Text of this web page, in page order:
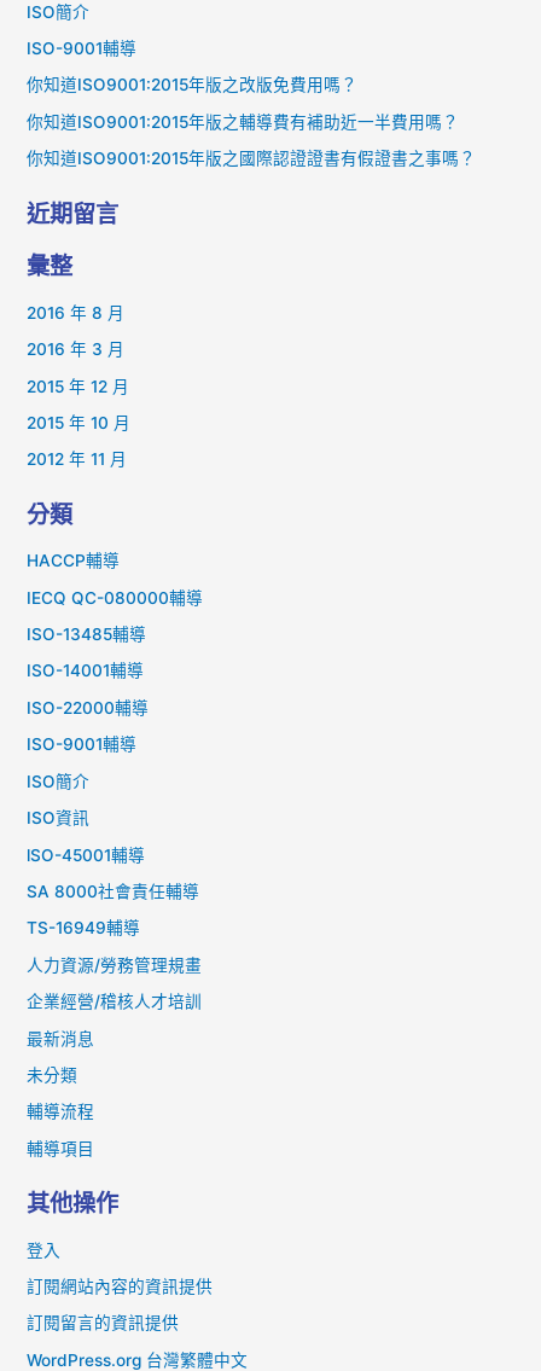
ISO簡介
ISO-9001輔導
你知道ISO9001:2015年版之改版免費用嗎？
你知道ISO9001:2015年版之輔導費有補助近一半費用嗎？
你知道ISO9001:2015年版之國際認證證書有假證書之事嗎？
近期留言
彙整
2016 年 8 月
2016 年 3 月
2015 年 12 月
2015 年 10 月
2012 年 11 月
分類
HACCP輔導
IECQ QC-080000輔導
ISO-13485輔導
ISO-14001輔導
ISO-22000輔導
ISO-9001輔導
ISO簡介
ISO資訊
lSO-45001輔導
SA 8000社會責任輔導
TS-16949輔導
人力資源/勞務管理規畫
企業經營/稽核人才培訓
最新消息
未分類
輔導流程
輔導項目
其他操作
登入
訂閱網站內容的資訊提供
訂閱留言的資訊提供
WordPress.org 台灣繁體中文